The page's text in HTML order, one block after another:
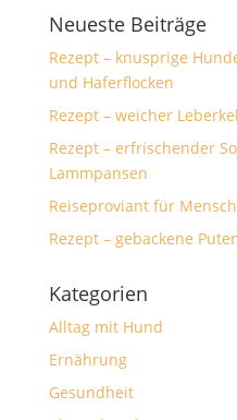
Neueste Beiträge
Rezept – knusprige
und Haferflocken
Rezept – weicher
Rezept – erfrischender
Lammpansen
Reiseproviant für
Rezept – gebackene
Kategorien
Alltag mit Hund
Ernährung
Gesundheit